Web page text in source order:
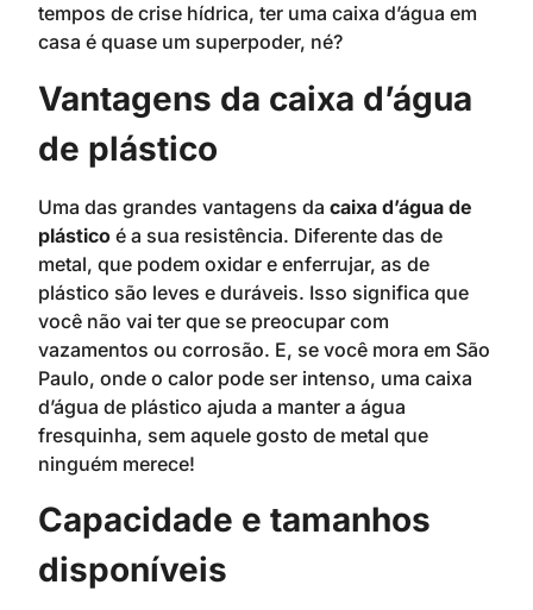
tempos de crise hídrica, ter uma caixa d’água em
casa é quase um superpoder, né?
Vantagens da caixa d’água
de plástico
Uma das grandes vantagens da caixa d’água de
plástico é a sua resistência. Diferente das de
metal, que podem oxidar e enferrujar, as de
plástico são leves e duráveis. Isso significa que
você não vai ter que se preocupar com
vazamentos ou corrosão. E, se você mora em São
Paulo, onde o calor pode ser intenso, uma caixa
d’água de plástico ajuda a manter a água
fresquinha, sem aquele gosto de metal que
ninguém merece!
Capacidade e tamanhos
disponíveis